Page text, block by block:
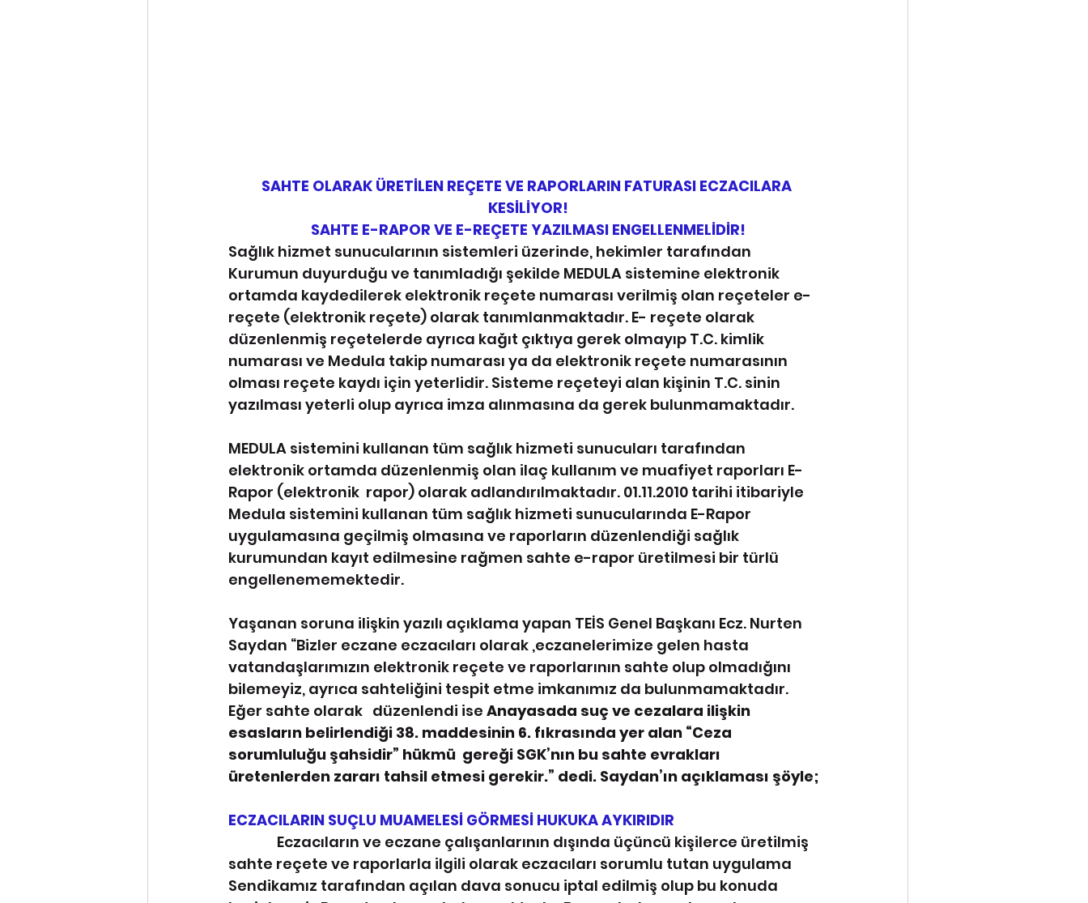
SAHTE OLARAK ÜRETİLEN REÇETE VE RAPORLARIN FATURASI ECZACILARA
KESİLİYOR!
SAHTE E-RAPOR VE E-REÇETE YAZILMASI ENGELLENMELİDİR!
Sağlık hizmet sunucularının sistemleri üzerinde, hekimler tarafından
Kurumun duyurduğu ve tanımladığı şekilde MEDULA sistemine elektronik
ortamda kaydedilerek elektronik reçete numarası verilmiş olan reçeteler e-
reçete (elektronik reçete) olarak tanımlanmaktadır. E- reçete olarak
düzenlenmiş reçetelerde ayrıca kağıt çıktıya gerek olmayıp T.C. kimlik
numarası ve Medula takip numarası ya da elektronik reçete numarasının
olması reçete kaydı için yeterlidir. Sisteme reçeteyi alan kişinin T.C. sinin
yazılması yeterli olup ayrıca imza alınmasına da gerek bulunmamaktadır.
MEDULA sistemini kullanan tüm sağlık hizmeti sunucuları tarafından
elektronik ortamda düzenlenmiş olan ilaç kullanım ve muafiyet raporları E-
Rapor (elektronik  rapor) olarak adlandırılmaktadır. 01.11.2010 tarihi itibariyle
Medula sistemini kullanan tüm sağlık hizmeti sunucularında E-Rapor
uygulamasına geçilmiş olmasına ve raporların düzenlendiği sağlık
kurumundan kayıt edilmesine rağmen sahte e-rapor üretilmesi bir türlü
engellenememektedir.
Yaşanan soruna ilişkin yazılı açıklama yapan TEİS Genel Başkanı Ecz. Nurten
Saydan “Bizler eczane eczacıları olarak ,eczanelerimize gelen hasta
vatandaşlarımızın elektronik reçete ve raporlarının sahte olup olmadığını
bilemeyiz, ayrıca sahteliğini tespit etme imkanımız da bulunmamaktadır.
Eğer sahte olarak   düzenlendi ise Anayasada suç ve cezalara ilişkin
esasların belirlendiği 38. maddesinin 6. fıkrasında yer alan “Ceza
sorumluluğu şahsidir” hükmü  gereği SGK’nın bu sahte evrakları
üretenlerden zararı tahsil etmesi gerekir.” dedi. Saydan’ın açıklaması şöyle;
ECZACILARIN SUÇLU MUAMELESİ GÖRMESİ HUKUKA AYKIRIDIR
sahte reçete ve raporlarla ilgili olarak eczacıları sorumlu tutan uygulama
Sendikamız tarafından açılan dava sonucu iptal edilmiş olup bu konuda